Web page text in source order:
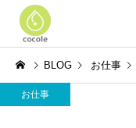
BLOG お仕事
お仕事